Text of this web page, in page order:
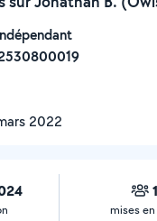
2022
mises